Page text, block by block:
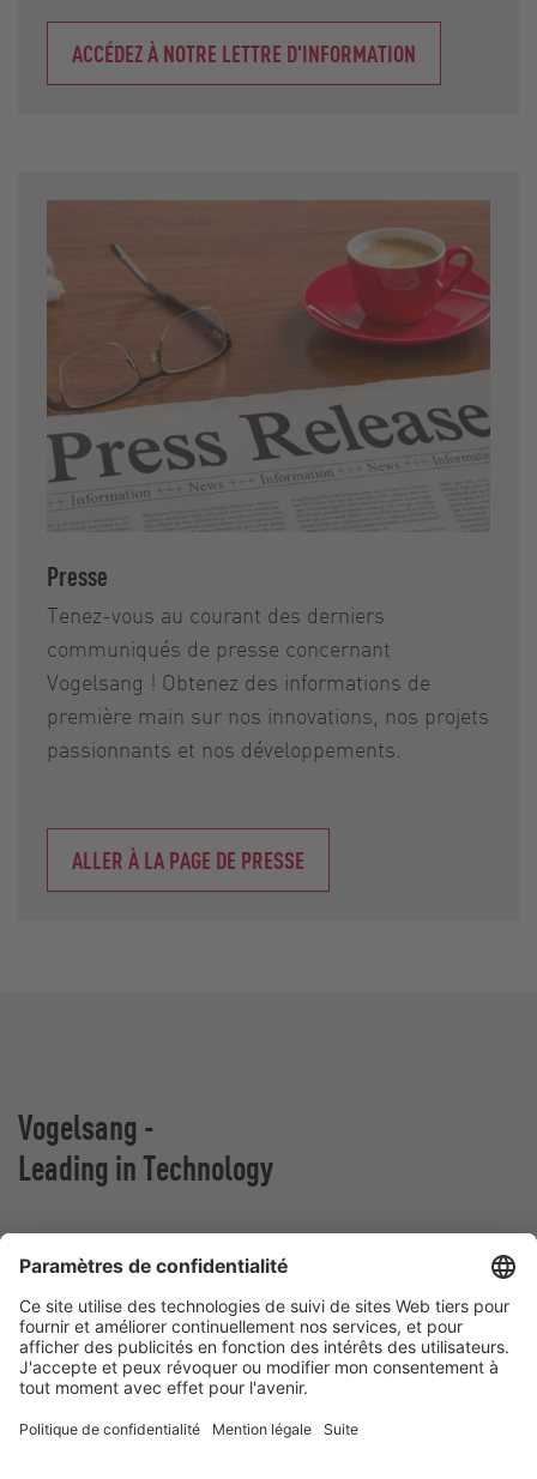
ACCÉDEZ À NOTRE LETTRE D'INFORMATION
Presse
Tenez-vous au courant des derniers
communiqués de presse concernant
Vogelsang ! Obtenez des informations de
première main sur nos innovations, nos projets
passionnants et nos développements.
ALLER À LA PAGE DE PRESSE
Vogelsang -
Leading in Technology
VOGELSANG BELGIUM N.V.
Slingerstraat 50
8820 Torhout
Belgique